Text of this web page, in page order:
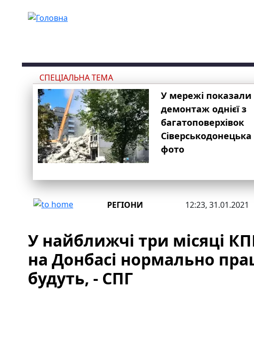
СПЕЦІАЛЬНА ТЕМА
У мережі показали
демонтаж однієї з
багатоповерхівок
Сіверськодонецька
фото
РЕГІОНИ 12:23, 31.01.2021
У найближчі три місяці
на Донбасі нормально
будуть, - СПГ